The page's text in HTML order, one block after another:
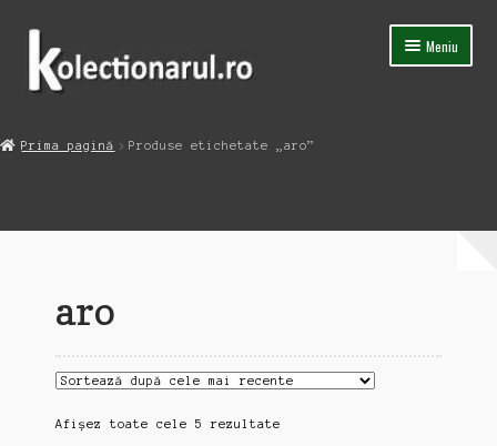
Sari
navigare
Sari
conținut
Meniu
Contact
Prima pagină Produse etichetate „aro”
aro
Afișez toate cele 5 rezultateSortat